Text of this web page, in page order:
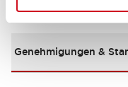
Genehmigungen &